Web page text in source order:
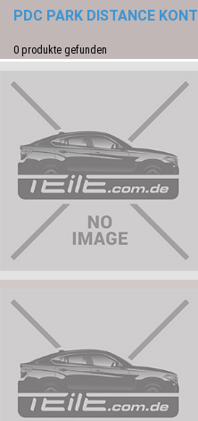
PDC PARK DISTANCE
0 produkte gefunden